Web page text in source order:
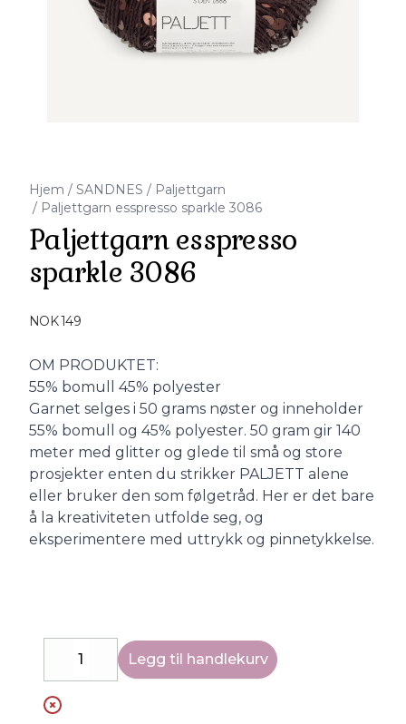
Hjem / SANDNES / Paljettgarn
/ Paljettgarn esspresso sparkle 3086
Paljettgarn esspresso
sparkle 3086
NOK 149
Description
OM PRODUKTET:
55% bomull 45% polyester
Garnet selges i 50 grams nøster og inneholder
55% bomull og 45% polyester. 50 gram gir 140
meter med glitter og glede til små og store
prosjekter enten du strikker PALJETT alene
eller bruker den som følgetråd. Her er det bare
å la kreativiteten utfolde seg, og
eksperimentere med uttrykk og pinnetykkelse.
DecreaseIncrease
Legg til handlekurv